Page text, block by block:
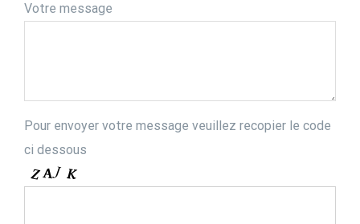
Votre message
Pour envoyer votre message veuillez recopier le code
ci dessous